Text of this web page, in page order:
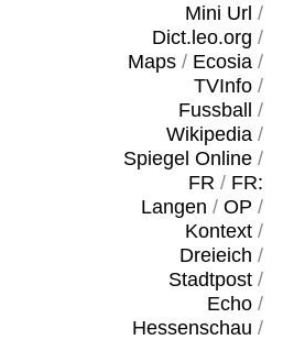
Mini Url /
Dict.leo.org /
Maps/ Ecosia/
TVInfo/
Fussball
/
Wikipedia/
Spiegel Online/
FR / FR:
Langen / OP /
Kontext/
Dreieich /
Stadtpost/
Echo/
Hessenschau /